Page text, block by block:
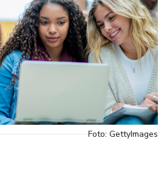
Foto: GettyImages